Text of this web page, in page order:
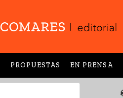
PROPUESTAS EN PRENSA